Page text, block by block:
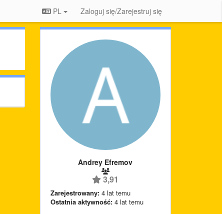
PL Zaloguj się/Zarejestruj się
Andrey Efremov
3,91
Zarejestrowany: 4 lat temu
Ostatnia aktywność: 4 lat temu